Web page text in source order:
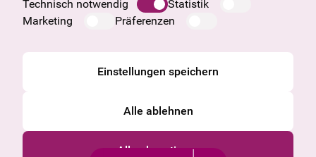
Impressum
Datenschutzinformation
Technisch notwendig
Statistik
Marketing
Präferenzen
Einstellungen speichern
Alle ablehnen
Alle akzeptieren